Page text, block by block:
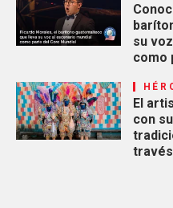
su
como
El
con